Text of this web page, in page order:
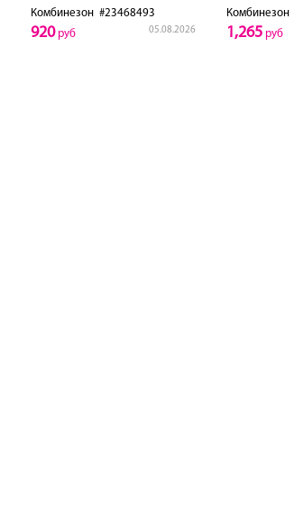
Комбинезон#23468493
05.08.2026
920руб
Комбинезон
1,265 руб